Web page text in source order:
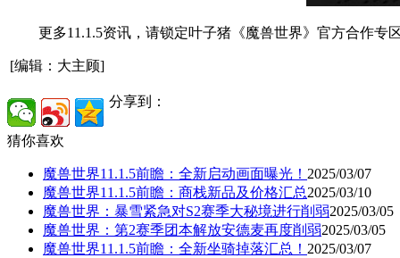
更多11.1.5资讯，请锁定叶子猪《魔兽世界》官方合作专
[编辑：大主顾]
分享到：
猜你喜欢
魔兽世界11.1.5前瞻：全新启动画面曝光！ 2025/03/07
魔兽世界11.1.5前瞻：商栈新品及价格汇总2025/03/10
魔兽世界：暴雪紧急对S2赛季大秘境进行削弱2025/03/05
魔兽世界：第2赛季团本解放安德麦再度削弱2025/03/05
魔兽世界11.1.5前瞻：全新坐骑掉落汇总！ 2025/03/07